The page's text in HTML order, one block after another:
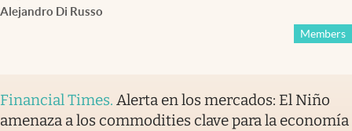
Alejandro Di Russo
Members
Financial Times. Alerta en los mercados: El Niño
amenaza a los commodities clave para la economía